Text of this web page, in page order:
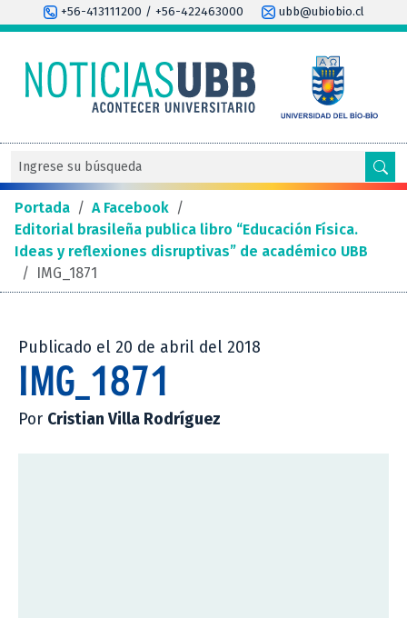
+56-413111200 / +56-422463000 ubb@ubiobio.cl
Portada / A Facebook /
Editorial brasileña publica libro “Educación Física.
Ideas y reflexiones disruptivas” de académico UBB
/ IMG_1871
Publicado el 20 de abril del 2018
IMG_1871
Por Cristian Villa Rodríguez